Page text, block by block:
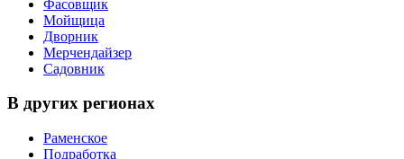
Фасовщик
Мойщица
Дворник
Мерчендайзер
Садовник
В других регионах
Раменское
Подработка